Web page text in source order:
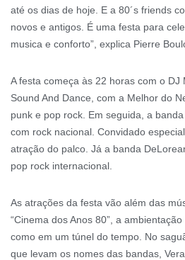
até os dias de hoje. E a 80´s friends
novos e antigos. É uma festa para
musica e conforto”, explica Pierre
A festa começa às 22 horas com o DJ
Sound And Dance, com a Melhor do
punk e pop rock. Em seguida, a
com rock nacional. Convidado
atração do palco. Já a banda
pop rock internacional.
As atrações da festa vão além das
“Cinema dos Anos 80”, a
como em um túnel do tempo. No
que levam os nomes das bandas,